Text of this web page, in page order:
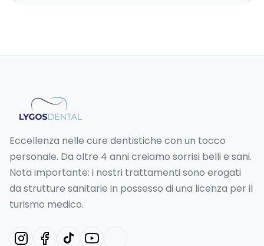
Eccellenza nelle cure dentistiche con un tocco
personale. Da oltre 4 anni creiamo sorrisi belli e sani.
Nota importante: i nostri trattamenti sono erogati
da strutture sanitarie in possesso di una licenza per il
turismo medico.